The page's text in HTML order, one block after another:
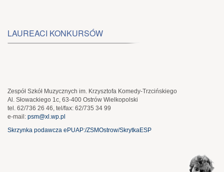
LAUREACI KONKURSÓW
Zespół Szkół Muzycznych im. Krzysztofa Komedy-Trzcińskiego
Al. Słowackiego 1c, 63-400 Ostrów Wielkopolski
tel. 62/736 26 46, tel/fax: 62/735 34 99
e-mail: psm@xl.wp.pl
Skrzynka podawcza ePUAP:/ZSMOstrow/SkrytkaESP